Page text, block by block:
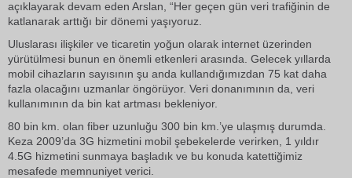
açıklayarak devam eden Arslan, “Her geçen gün veri trafiğinin de
katlanarak arttığı bir dönemi yaşıyoruz.
Uluslarası ilişkiler ve ticaretin yoğun olarak internet üzerinden
yürütülmesi bunun en önemli etkenleri arasında. Gelecek yıllarda
mobil cihazların sayısının şu anda kullandığımızdan 75 kat daha
fazla olacağını uzmanlar öngörüyor. Veri donanımının da, veri
kullanımının da bin kat artması bekleniyor.
80 bin km. olan fiber uzunluğu 300 bin km.’ye ulaşmış durumda.
Keza 2009’da 3G hizmetini mobil şebekelerde verirken, 1 yıldır
4.5G hizmetini sunmaya başladık ve bu konuda katettiğimiz
mesafede memnuniyet verici.